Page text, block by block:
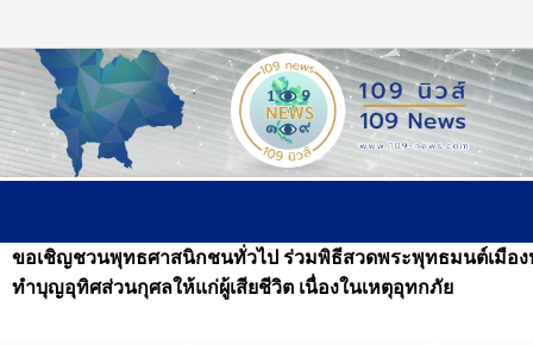
ขอเชิญชวนพุทธศาสนิกชนทั่วไป ร่วมพิธีสวดพระพุทธมนต์เมือ
ทำบุญอุทิศส่วนกุศลให้แก่ผู้เสียชีวิต เนื่องในเหตุอุทกภัย
หน้าแรก
ติดต่อเรา